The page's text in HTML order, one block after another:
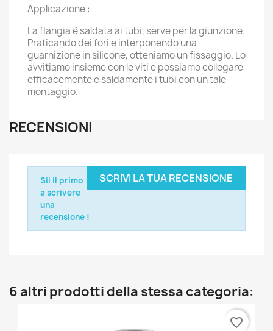
Applicazione :
La flangia è saldata ai tubi, serve per la giunzione.
Praticando dei fori e interponendo una
guarnizione in silicone, otteniamo un fissaggio. Lo
avvitiamo insieme con le viti e possiamo collegare
efficacemente e saldamente i tubi con un tale
montaggio.
RECENSIONI
SCRIVI LA TUA RECENSIONE
Sii il primo
a scrivere
una
recensione !
6 altri prodotti della stessa categoria:
favorite_border